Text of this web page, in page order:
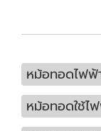
หม้อทอดไฟ
หม้อทอดใช้ไ